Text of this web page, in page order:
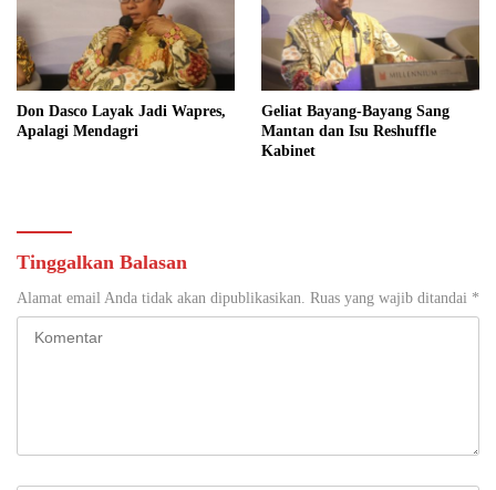
Don Dasco Layak Jadi Wapres,
Apalagi Mendagri
Geliat Bayang-Bayang Sang
Mantan dan Isu Reshuffle
Kabinet
Tinggalkan Balasan
Alamat email Anda tidak akan dipublikasikan. Ruas yang wajib ditandai *